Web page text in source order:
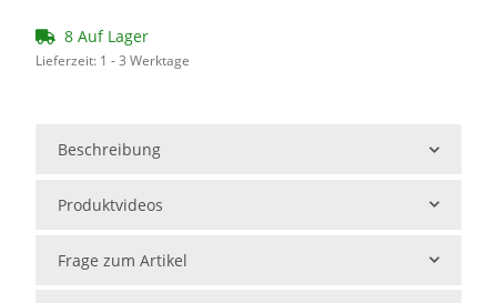
8 Auf Lager
Lieferzeit: 1 - 3 Werktage
Beschreibung
Produktvideos
Frage zum Artikel